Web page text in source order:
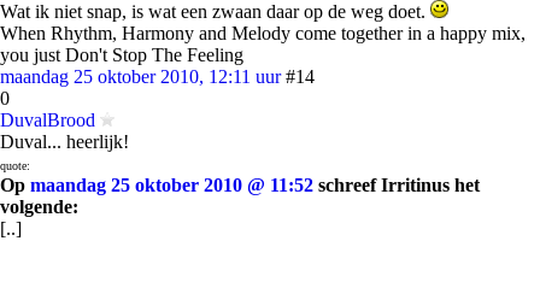
Wat ik niet snap, is wat een zwaan daar op de weg doet.
When Rhythm, Harmony and Melody come together in a happy mix,
you just Don't Stop The Feeling
maandag 25 oktober 2010, 12:11 uur #14
0
DuvalBrood
Duval... heerlijk!
quote:
Op maandag 25 oktober 2010 @ 11:52 schreef Irritinus het
volgende:
[..]